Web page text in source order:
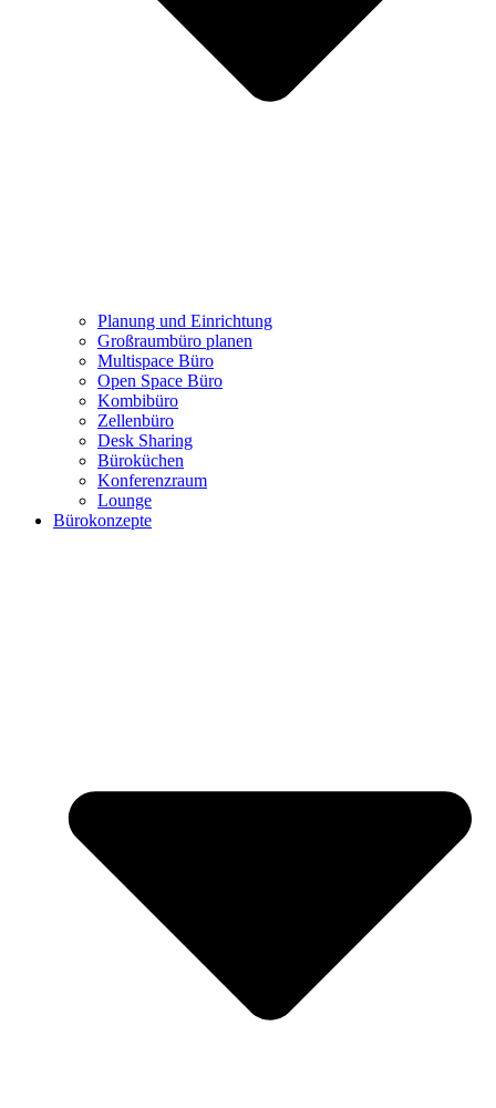
Planung und Einrichtung
Großraumbüro planen
Multispace Büro
Open Space Büro
Kombibüro
Zellenbüro
Desk Sharing
Büroküchen
Konferenzraum
Lounge
Bürokonzepte